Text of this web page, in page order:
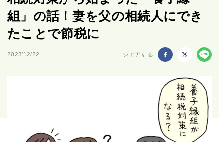
組」の話！妻を父の相続人にでき
たことで節税に
2023/12/22 シェアする